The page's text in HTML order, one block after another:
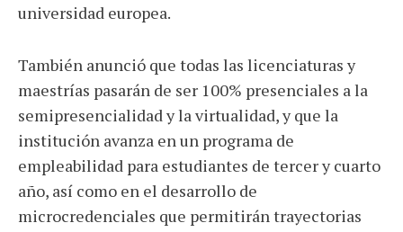
universidad europea.
También anunció que todas las licenciaturas y
maestrías pasarán de ser 100% presenciales a la
semipresencialidad y la virtualidad, y que la
institución avanza en un programa de
empleabilidad para estudiantes de tercer y cuarto
año, así como en el desarrollo de
microcredenciales que permitirán trayectorias